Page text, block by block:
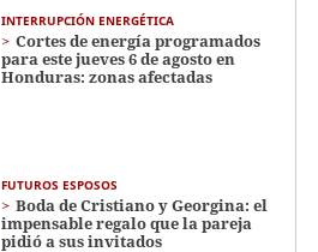
INTERRUPCIÓN ENERGÉTICA
Cortes de energía programados
para este jueves 6 de agosto en
Honduras: zonas afectadas
FUTUROS ESPOSOS
Boda de Cristiano y Georgina: el
impensable regalo que la pareja
pidió a sus invitados